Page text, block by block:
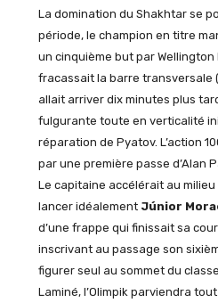
La domination du Shakhtar se
période, le champion en titre
un cinquième but par
fracassait la barre transversale
allait arriver dix minutes plus
fulgurante toute en verticalité
réparation de Pyatov. L’action
par une première passe d’Alan
Le capitaine accélérait au
lancer idéalement Júnior
d’une frappe qui finissait sa
inscrivant au passage son
figurer seul au sommet du
Laminé, l’Olimpik parviendra